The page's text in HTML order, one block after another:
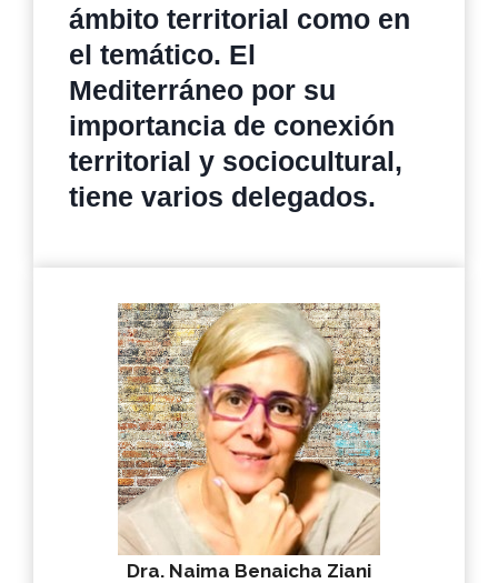
ámbito territorial como en
el temático. El
Mediterráneo por su
importancia de conexión
territorial y sociocultural,
tiene varios delegados.
Dra. Naima Benaicha Ziani